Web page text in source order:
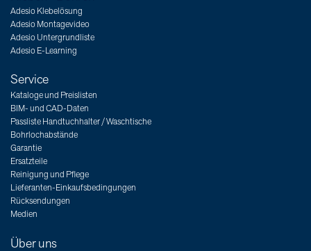
Adesio Klebelösung
Adesio Montagevideo
Adesio Untergrundliste
Adesio E-Learning
Service
Kataloge und Preislisten
BIM- und CAD-Daten
Passliste Handtuchhalter / Waschtische
Bohrlochabstände
Garantie
Ersatzteile
Reinigung und Pflege
Lieferanten-Einkaufsbedingungen
Rücksendungen
Medien
Über uns